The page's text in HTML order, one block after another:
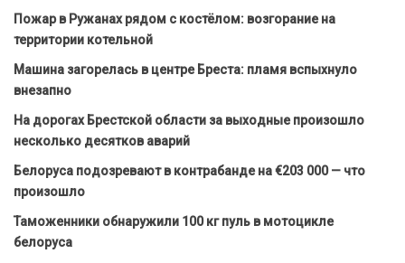
Пожар в Ружанах рядом с костёлом: возгорание на
территории котельной
Машина загорелась в центре Бреста: пламя вспыхнуло
внезапно
На дорогах Брестской области за выходные произошло
несколько десятков аварий
Белоруса подозревают в контрабанде на €203 000 — что
произошло
Таможенники обнаружили 100 кг пуль в мотоцикле
белоруса